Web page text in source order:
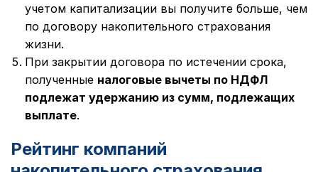
учетом капитализации вы получите больше, чем
по договору накопительного страхования
жизни.
При закрытии договора по истечении срока,
полученные налоговые вычеты по НДФЛ
подлежат удержанию из сумм, подлежащих
выплате.
Рейтинг компаний